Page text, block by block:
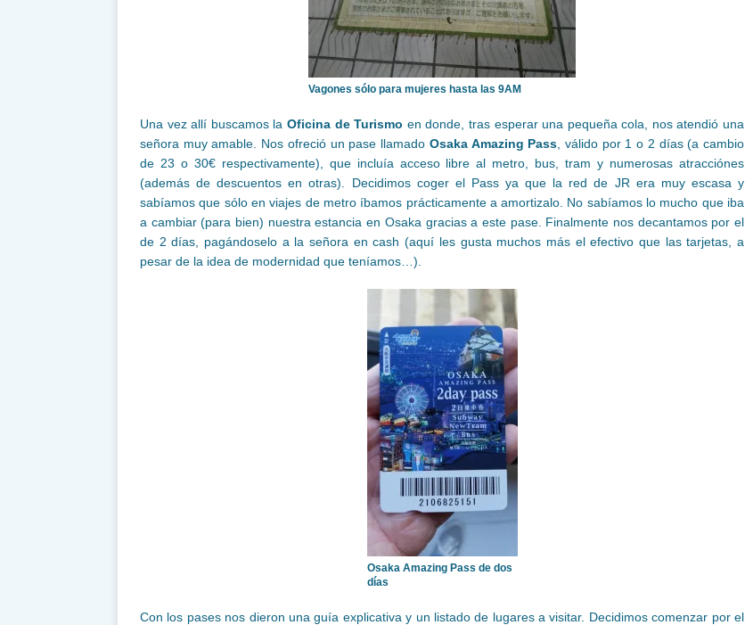
Vagones sólo para mujeres hasta las 9AM
Una vez allí buscamos la Oficina de Turismo en donde, tras esperar una pequeña cola, nos atendió una
señora muy amable. Nos ofreció un pase llamado Osaka Amazing Pass , válido por 1 o 2 días (a cambio
de 23 o 30€ respectivamente), que incluía acceso libre al metro, bus, tram y numerosas atracciónes
(además de descuentos en otras). Decidimos coger el Pass ya que la red de JR era muy escasa y
sabíamos que sólo en viajes de metro íbamos prácticamente a amortizalo. No sabíamos lo mucho que iba
a cambiar (para bien) nuestra estancia en Osaka gracias a este pase. Finalmente nos decantamos por el
de 2 días, pagándoselo a la señora en cash (aquí les gusta muchos más el efectivo que las tarjetas, a
pesar de la idea de modernidad que teníamos…).
Osaka Amazing Pass de dos
días
Con los pases nos dieron una guía explicativa y un listado de lugares a visitar. Decidimos comenzar por el